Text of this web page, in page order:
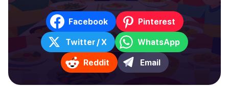
Facebook Pinterest
Twitter / X WhatsApp
Reddit Email